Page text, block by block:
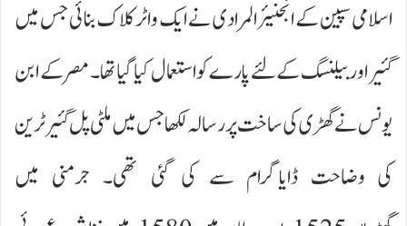
اسلامی سپین کے انجنیئرالمرادی نے ایک واٹر کلاک بنائی جس میں
گئیر اور بیلنسگ کے لئے پارے کو استعمال کیا گیا تھا۔ مصر کے ابن
یونس نے گھڑی کی ساخت پر رسالہ لکھا جس میں ملٹی پل گئیر ٹرین
کی وضاحت ڈایاگرام سے کی گئی تھی۔ جرمنی میں